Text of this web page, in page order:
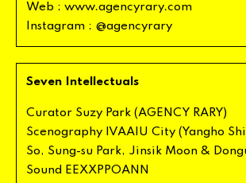
Web : www.agencyrary.com
Instagram : @agencyrary
Seven Intellectuals
Curator Suzy Park (AGENCY RARY)
Scenography IVAAIU City (Yangho
So, Sung-su Park, Jinsik Moon &
Sound EEXXPPOANN